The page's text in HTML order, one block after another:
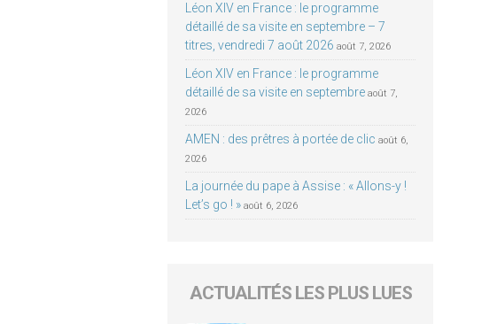
Léon XIV en France : le programme
détaillé de sa visite en septembre – 7
titres, vendredi 7 août 2026 août 7, 2026
Léon XIV en France : le programme
détaillé de sa visite en septembre août 7,
2026
AMEN : des prêtres à portée de clic août 6,
2026
La journée du pape à Assise : « Allons-y !
Let’s go ! » août 6, 2026
ACTUALITÉS LES PLUS LUES